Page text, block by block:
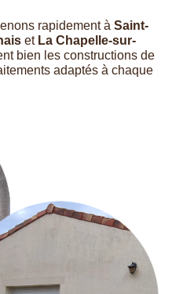
rapidement à Saint-
et La Chapelle-sur-
bien les constructions de
adaptés à chaque